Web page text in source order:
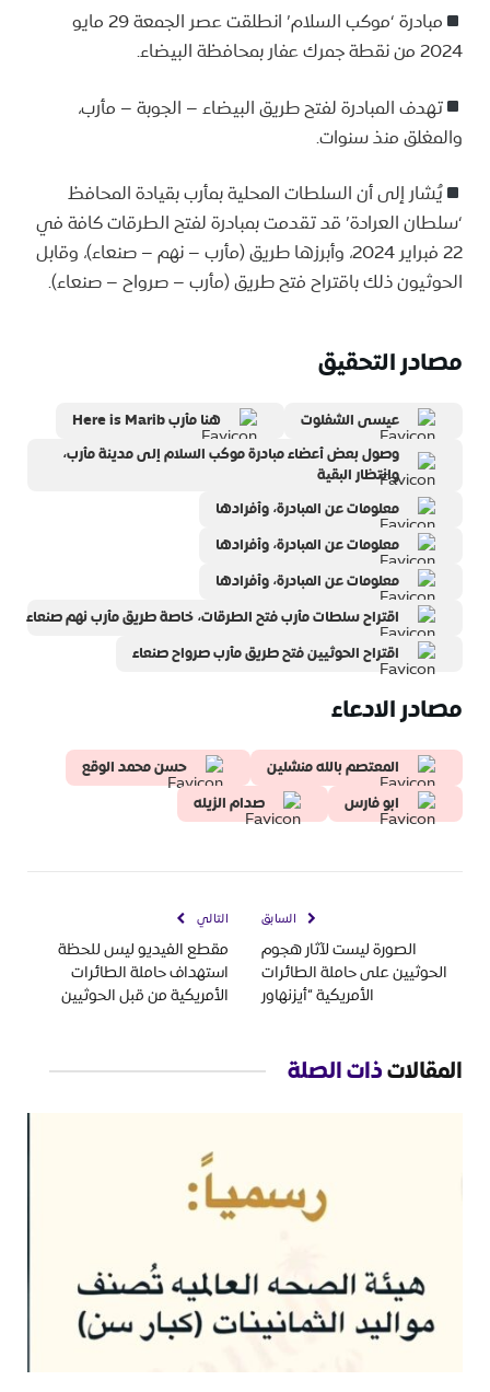
مبادرة ‘موكب السلام’ انطلقت عصر الجمعة 29 مايو
2024 من نقطة جمرك عفار بمحافظة البيضاء.
تهدف المبادرة لفتح طريق البيضاء – الجوبة – مأرب،
والمغلق منذ سنوات.
يُشار إلى أن السلطات المحلية بمأرب بقيادة المحافظ
‘سلطان العرادة’ قد تقدمت بمبادرة لفتح الطرقات كافة في
22 فبراير 2024، وأبرزها طريق (مأرب – نهم – صنعاء)، وقابل
الحوثيون ذلك باقتراح فتح طريق (مأرب – صرواح – صنعاء).
مصادر التحقيق
عيسى الشفلوت
هنا مأرب Here is Marib
وصول بعض أعضاء مبادرة موكب السلام إلى مدينة مأرب،
وانتظار البقية
معلومات عن المبادرة، وأفرادها
معلومات عن المبادرة، وأفرادها
معلومات عن المبادرة، وأفرادها
اقتراح سلطات مأرب فتح الطرقات، خاصة طريق مأرب نهم صنعاء
اقتراح الحوثيين فتح طريق مأرب صرواح صنعاء
مصادر الادعاء
المعتصم بالله منشلين
حسن محمد الوقع
ابو فارس
صدام الزيله
السابق
الصورة ليست لآثار هجوم
الحوثيين على حاملة الطائرات
الأمريكية “أيزنهاور
التالي
مقطع الفيديو ليس للحظة
استهداف حاملة الطائرات
الأمريكية من قبل الحوثيين
المقالاتذات الصلة